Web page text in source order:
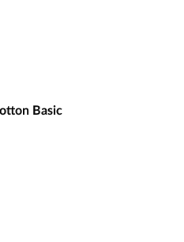
Basic